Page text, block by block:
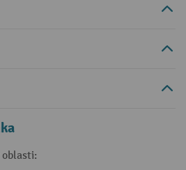
oblasti: